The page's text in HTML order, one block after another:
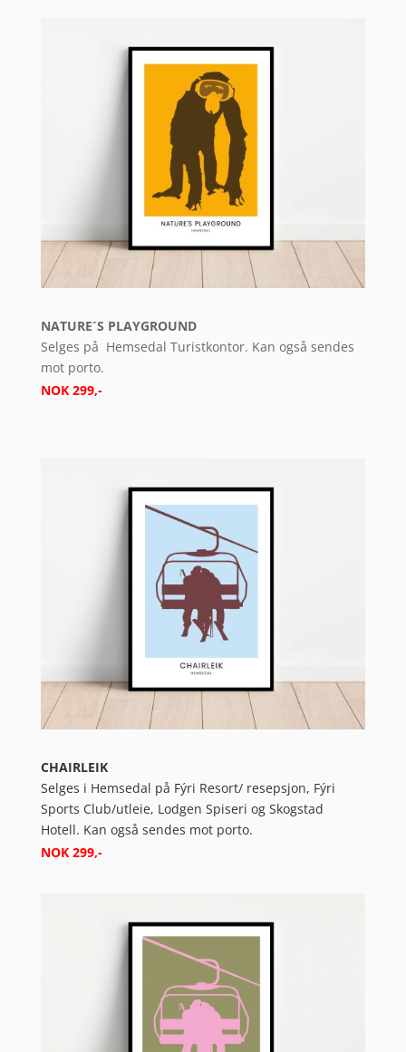
NATURE´S PLAYGROUND
Selges på Hemsedal Turistkontor. Kan også sendes
mot porto.
NOK 299,-
CHAIRLEIK
Selges i Hemsedal på Fýri Resort/ resepsjon, Fýri
Sports Club/utleie, Lodgen Spiseri og Skogstad
Hotell. Kan også sendes mot porto.
NOK 299,-